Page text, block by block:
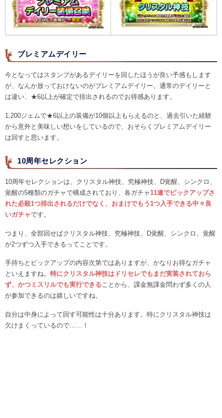
プレミアムデイリー
今となってはスタンプがあるデイリーを回したほうが良い予感もします
が、なんか放っておけないのがプレミアムデイリー。通常のデイリーと
は違い、★6以上が確定で排出されるのでお得感あります。
1,200ジェムで★6以上の装備が10個以上もらえるのと、過去引いた経験
から意外と美味しい想いをしているので、おそらくプレミアムデイリー
は回すと思います。
10周年セレクション
10周年セレクションは、クリスタル神技、究極神技、D覚醒、シンクロ、
覚醒の5種類のガチャで構成されており、各ガチャ11連でピックアップさ
れた必殺1つ排出されるだけでなく、おまけでもう1つ入手できる中々良
いガチャです。
つまり、全部回せばクリスタル神技、究極神技、D覚醒、シンクロ、覚醒
が2つずつ入手できるってことです。
手持ちとピックアップの内容次第ではありますが、かなりお得なガチャ
といえますね。 特にクリスタル神技はドリセレでもまだ実装されておら
ず、かつミスリルでも実行できることから、課金無課金問わず多くの人
が参加できるのは嬉しいですね。
自分は中身によって回す可能性は十分あります。特にクリスタル神技は
欠けまくっているので……！